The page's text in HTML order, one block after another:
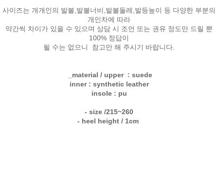
사이즈는 개개인의 발볼,발볼너비,발볼둘레,발등높이 등 다양한 부분의
개인차에 따라
약간씩 차이가 있을 수 있으며 상담 시 조언 또는 권유 정도만 드릴 뿐
100% 정답이
될 수는 없으니 참고만 해 주시기 바랍니다.
_material / upper : suede
inner : synthetic leather
insole : pu
- size /215~260
- heel height / 1cm